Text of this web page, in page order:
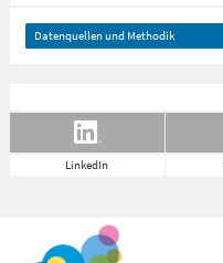
Datenquellen und Methodik
LinkedIn